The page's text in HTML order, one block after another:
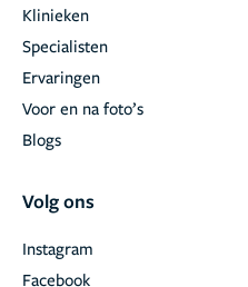
Klinieken
Specialisten
Ervaringen
Voor en na foto’s
Blogs
Volg ons
Facebook
Instagram